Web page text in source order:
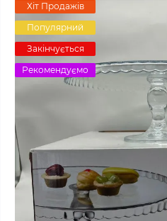
Хіт Продажів
Популярний
Закінчується
Рекомендуємо